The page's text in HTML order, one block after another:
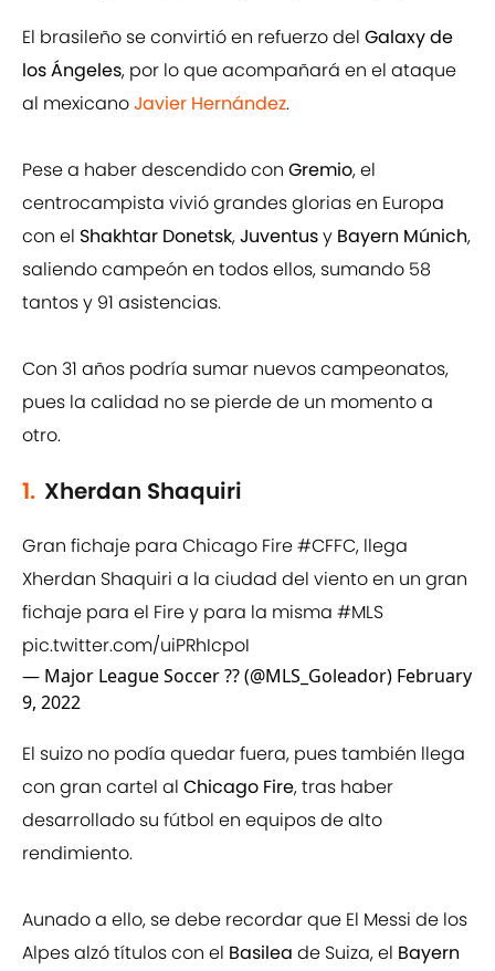
El brasileño se convirtió en refuerzo del Galaxy de
los Ángeles, por lo que acompañará en el ataque
al mexicanoJavier Hernández.
Pese a haber descendido con Gremio, el
centrocampista vivió grandes glorias en Europa
con el Shakhtar Donetsk,Juventusy Bayern Múnich,
saliendo campeón en todos ellos, sumando 58
tantos y 91 asistencias.
Con 31 años podría sumar nuevos campeonatos,
pues la calidad no se pierde de un momento a
otro.
1. Xherdan Shaquiri
Gran fichaje para Chicago Fire#CFFC, llega
Xherdan Shaquiri a la ciudad del viento en un gran
fichaje para el Fire y para la misma #MLS
pic.twitter.com/uiPRhIcpoI
— Major League Soccer ?? (@MLS_Goleador) February
9, 2022
El suizo no podía quedar fuera, pues también llega
con gran cartel al Chicago Fire, tras haber
desarrollado su fútbol en equipos de alto
rendimiento.
Aunado a ello, se debe recordar que El Messi de los
Alpes alzó títulos con el Basilea de Suiza, el Bayern